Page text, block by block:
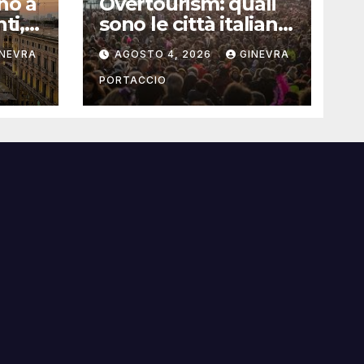
sono le città italiane
più colpite e le
alternative da
scegliere
AGOSTO 4, 2026 GINEVRA
PORTACCIO